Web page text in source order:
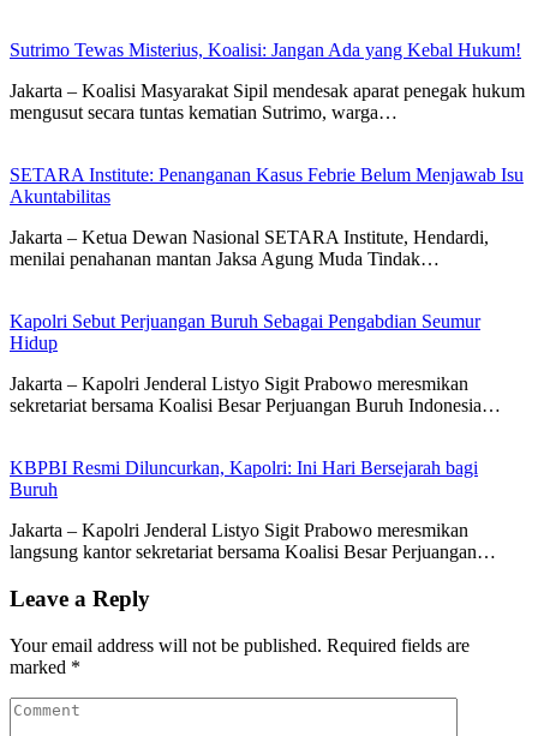
Sutrimo Tewas Misterius, Koalisi: Jangan Ada yang Kebal Hukum!
Jakarta – Koalisi Masyarakat Sipil mendesak aparat penegak hukum
mengusut secara tuntas kematian Sutrimo, warga…
SETARA Institute: Penanganan Kasus Febrie Belum Menjawab Isu
Akuntabilitas
Jakarta – Ketua Dewan Nasional SETARA Institute, Hendardi,
menilai penahanan mantan Jaksa Agung Muda Tindak…
Kapolri Sebut Perjuangan Buruh Sebagai Pengabdian Seumur
Hidup
Jakarta – Kapolri Jenderal Listyo Sigit Prabowo meresmikan
sekretariat bersama Koalisi Besar Perjuangan Buruh Indonesia…
KBPBI Resmi Diluncurkan, Kapolri: Ini Hari Bersejarah bagi
Buruh
Jakarta – Kapolri Jenderal Listyo Sigit Prabowo meresmikan
langsung kantor sekretariat bersama Koalisi Besar Perjuangan…
Leave a Reply
Your email address will not be published. Required fields are
marked *